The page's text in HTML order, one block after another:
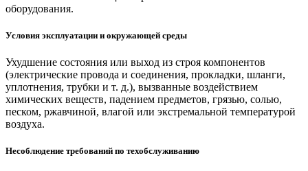
оборудования.
Условия эксплуатации и окружающей среды
Ухудшение состояния или выход из строя компонентов
(электрические провода и соединения, прокладки, шланги,
уплотнения, трубки и т. д.), вызванные воздействием
химических веществ, падением предметов, грязью, солью,
песком, ржавчиной, влагой или экстремальной температурой
воздуха.
Несоблюдение требований по техобслуживанию